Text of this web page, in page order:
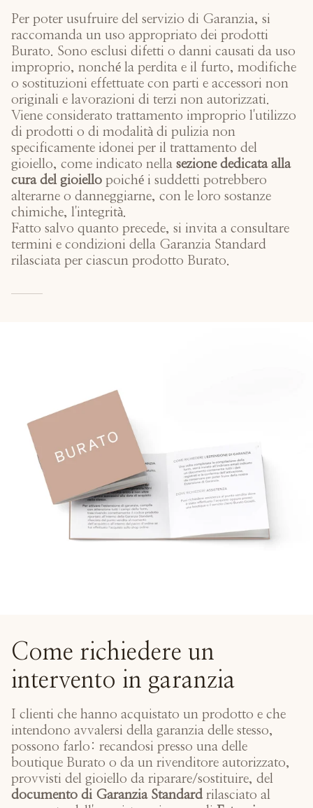
Per poter usufruire del servizio di Garanzia, si
raccomanda un uso appropriato dei prodotti
Burato. Sono esclusi difetti o danni causati da uso
improprio, nonché la perdita e il furto, modifiche
o sostituzioni effettuate con parti e accessori non
originali e lavorazioni di terzi non autorizzati.
Viene considerato trattamento improprio l'utilizzo
di prodotti o di modalità di pulizia non
specificamente idonei per il trattamento del
gioiello, come indicato nella sezione dedicata alla
cura del gioiello poiché i suddetti potrebbero
alterarne o danneggiarne, con le loro sostanze
chimiche, l'integrità.
Fatto salvo quanto precede, si invita a consultare
termini e condizioni della Garanzia Standard
rilasciata per ciascun prodotto Burato.
Come richiedere un
intervento in garanzia
I clienti che hanno acquistato un prodotto e che
intendono avvalersi della garanzia delle stesso,
possono farlo: recandosi presso una delle
boutique Burato o da un rivenditore autorizzato,
provvisti del gioiello da riparare/sostituire, del
documento di Garanzia Standardrilasciato al